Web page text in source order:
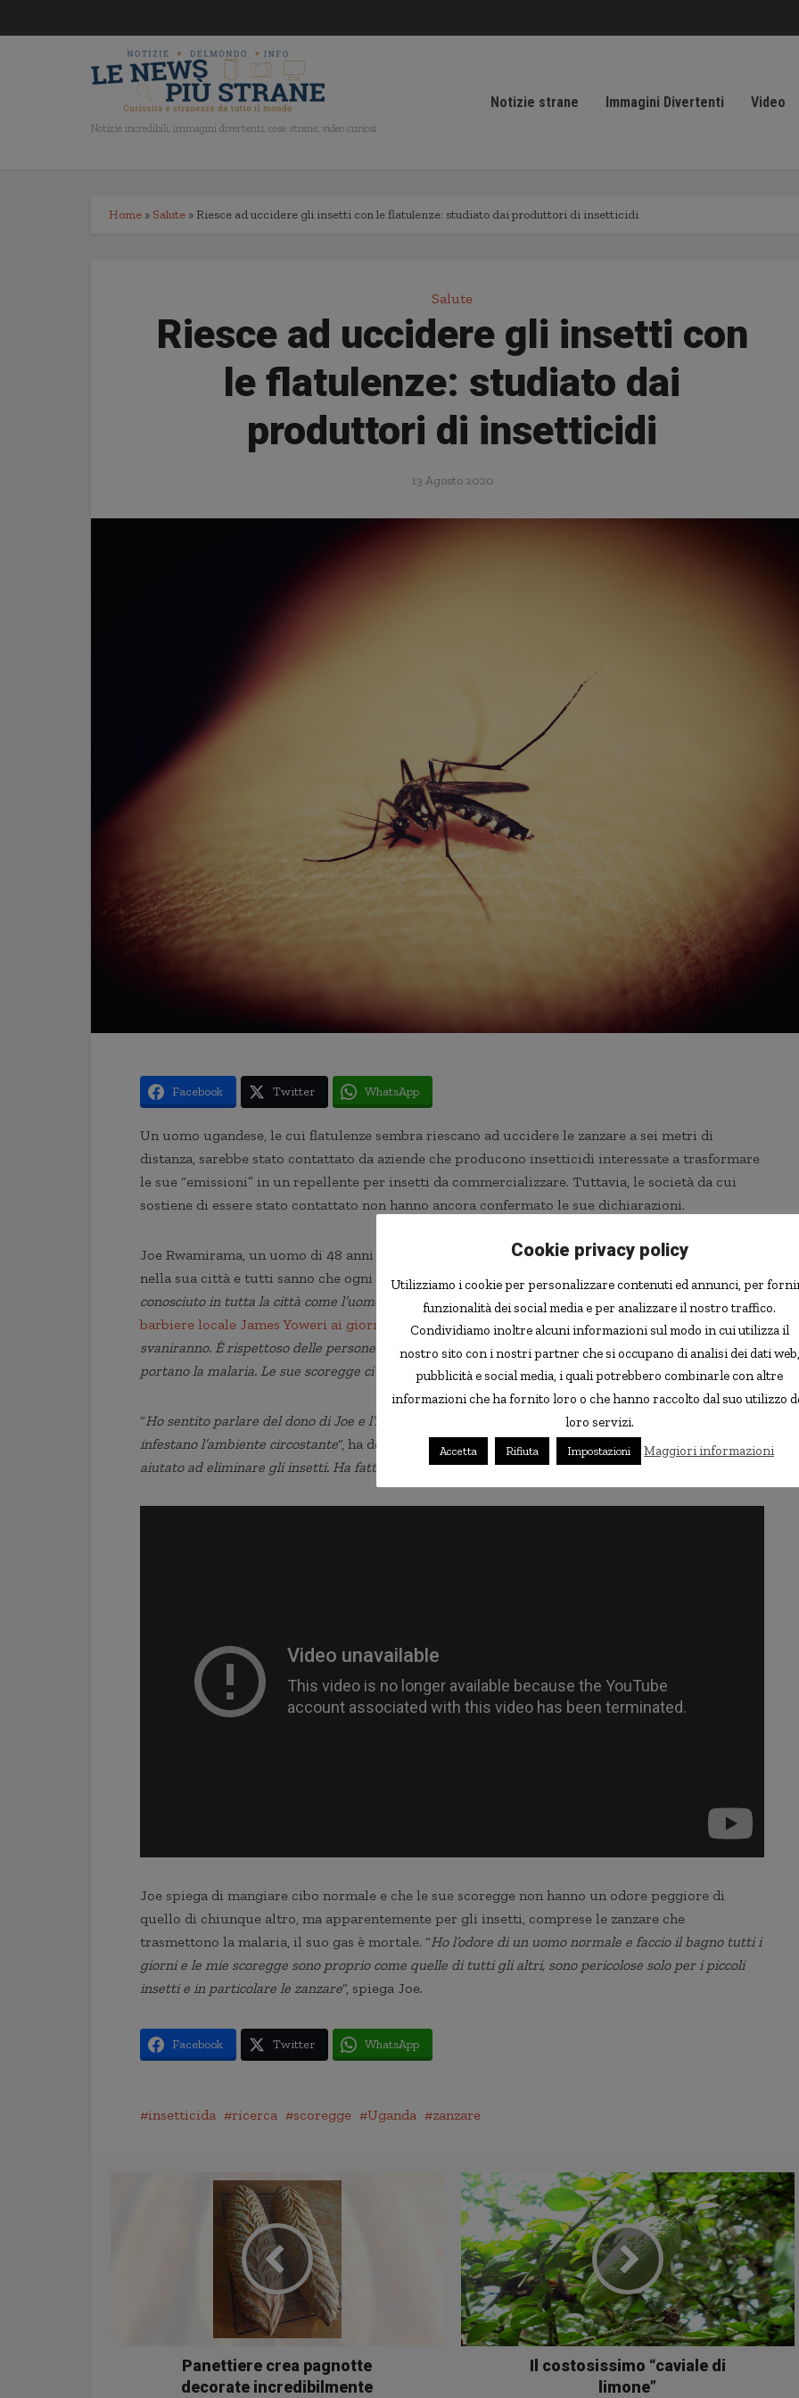
Notizie incredibili, immagini divertenti, cose strane, video curiosi
Notizie strane Immagini Divertenti Video
Home » Salute » Riesce ad uccidere gli insetti con le flatulenze: studiato dai produttori di insetticidi
Salute
Riesce ad uccidere gli insetti con
le flatulenze: studiato dai
produttori di insetticidi
13 Agosto 2020
Facebook Twitter WhatsApp
Un uomo ugandese, le cui flatulenze sembra riescano ad uccidere le zanzare a sei metri di
distanza, sarebbe stato contattato da aziende che producono insetticidi interessate a trasformare
le sue “emissioni” in un repellente per insetti da commercializzare. Tuttavia, le società da cui
sostiene di essere stato contattato non hanno ancora confermato le sue dichiarazioni.
Joe Rwamirama, un uomo di 48 anni di Kampala, in Uganda, è diventato una sorta di celebrità
nella sua città e tutti sanno che ogni volta che è c’è lui, le zanzare svaniscono magicamente. “
È
conosciuto in tutta la città come l’uomo che può uccidere le zanzare con le sue scoregge “,
ha detto il
barbiere locale James Yoweri ai giornalisti. “Quando Joe è in giro, sappiamo tutti che le zanzare
svaniranno. È rispettoso delle persone che lo circondano e scoreggia solo quando ci sono zanzare che
portano la malaria. Le sue scoregge ci liberano da questa malattia“.
“Ho sentito parlare del dono di Joe e l’ho chiamato per aiutarmi a spazzare via le zanzare che
infestano l’ambiente circostante“, ha detto un concittadino. “Rilascia delicatamente il suo gas e ha
aiutato ad eliminare gli insetti. Ha fatto le sue cose e loro muoiono“.
Joe spiega di mangiare cibo normale e che le sue scoregge non hanno un odore peggiore di
quello di chiunque altro, ma apparentemente per gli insetti, comprese le zanzare che
trasmettono la malaria, il suo gas è mortale. “Ho l’odore di un uomo normale e faccio il bagno tutti i
giorni e le mie scoregge sono proprio come quelle di tutti gli altri, sono pericolose solo per i piccoli
insetti e in particolare le zanzare“, spiega Joe.
Facebook Twitter WhatsApp
insetticida ricerca scoregge Uganda zanzare
Panettiere crea pagnotte
decorate incredibilmente
Il costosissimo “caviale di
limone”
Cookie privacy policy
Utilizziamo i cookie per personalizzare contenuti ed annunci, per
funzionalità dei social media e per analizzare il nostro traffico.
Condividiamo inoltre alcuni informazioni sul modo in cui utilizza il
nostro sito con i nostri partner che si occupano di analisi dei dati web,
pubblicità e social media, i quali potrebbero combinarle con altre
informazioni che ha fornito loro o che hanno raccolto dal suo utilizzo
loro servizi.
Accetta Rifiuta Impostazioni Maggiori informazioni